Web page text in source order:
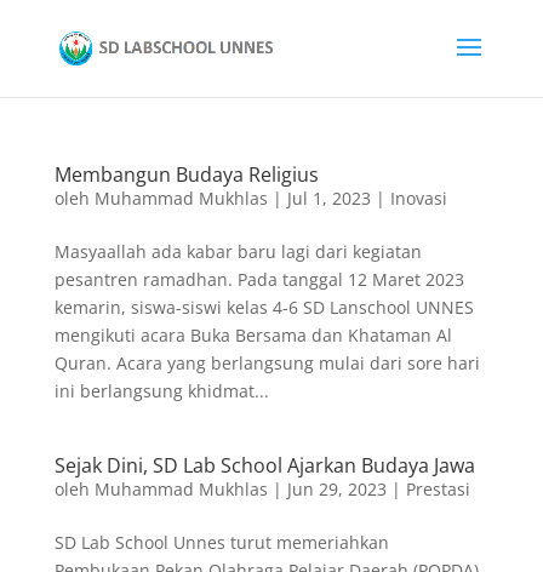
Membangun Budaya Religius
oleh Muhammad Mukhlas | Jul 1, 2023 | Inovasi
Masyaallah ada kabar baru lagi dari kegiatan
pesantren ramadhan. Pada tanggal 12 Maret 2023
kemarin, siswa-siswi kelas 4-6 SD Lanschool UNNES
mengikuti acara Buka Bersama dan Khataman Al
Quran. Acara yang berlangsung mulai dari sore hari
ini berlangsung khidmat...
Sejak Dini, SD Lab School Ajarkan Budaya Jawa
oleh Muhammad Mukhlas | Jun 29, 2023 | Prestasi
SD Lab School Unnes turut memeriahkan